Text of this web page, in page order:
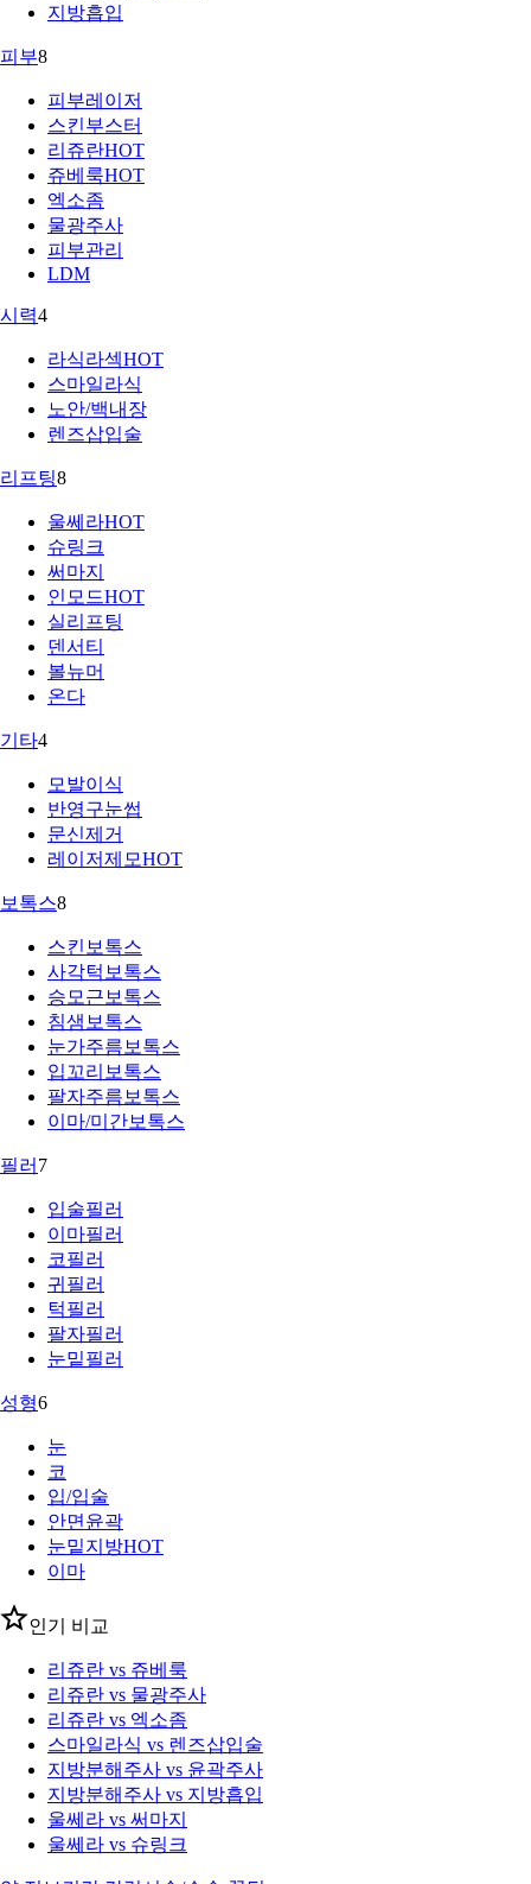
지방흡입
피부8
피부레이저
스킨부스터
리쥬란HOT
쥬베룩HOT
엑소좀
물광주사
피부관리
LDM
시력4
라식라섹HOT
스마일라식
노안/백내장
렌즈삽입술
리프팅8
울쎄라HOT
슈링크
써마지
인모드HOT
실리프팅
덴서티
볼뉴머
온다
기타4
모발이식
반영구눈썹
문신제거
레이저제모HOT
보톡스8
스킨보톡스
사각턱보톡스
승모근보톡스
침샘보톡스
눈가주름보톡스
입꼬리보톡스
팔자주름보톡스
이마/미간보톡스
필러 7
입술필러
이마필러
코필러
귀필러
턱필러
팔자필러
눈밑필러
성형6
눈
코
입/입술
안면윤곽
눈밑지방HOT
이마
인기 비교
리쥬란 vs 쥬베룩
리쥬란 vs 물광주사
리쥬란 vs 엑소좀
스마일라식 vs 렌즈삽입술
지방분해주사 vs 윤곽주사
지방분해주사 vs 지방흡입
울쎄라 vs 써마지
울쎄라 vs 슈링크